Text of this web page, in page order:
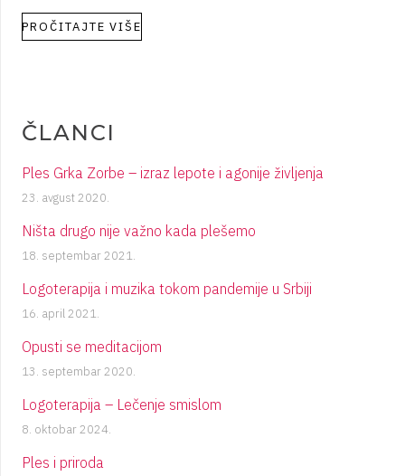
PROČITAJTE VIŠE
ČLANCI
Ples Grka Zorbe – izraz lepote i agonije življenja
23. avgust 2020.
Ništa drugo nije važno kada plešemo
18. septembar 2021.
Logoterapija i muzika tokom pandemije u Srbiji
16. april 2021.
Opusti se meditacijom
13. septembar 2020.
Logoterapija – Lečenje smislom
8. oktobar 2024.
Ples i priroda